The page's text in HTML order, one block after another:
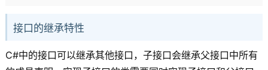
接口的继承特性
C#中的接口可以继承其他接口，子接口会继承父接口中所有